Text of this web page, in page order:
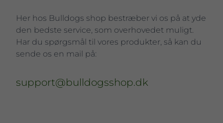
Her hos Bulldogs shop bestræber vi os på at yde
den bedste service, som overhovedet muligt.
Har du spørgsmål til vores produkter, så kan du
sende os en mail på:
support@bulldogsshop.dk